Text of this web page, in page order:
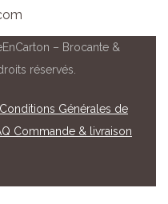
– Brocante &
réservés.
Conditions Générales de
Commande & livraison